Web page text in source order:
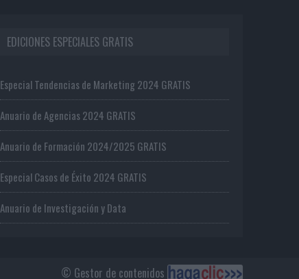
EDICIONES ESPECIALES GRATIS
Especial Tendencias de Marketing 2024 GRATIS
Anuario de Agencias 2024 GRATIS
Anuario de Formación 2024/2025 GRATIS
Especial Casos de Éxito 2024 GRATIS
Anuario de Investigación y Data
© Gestor de contenidos